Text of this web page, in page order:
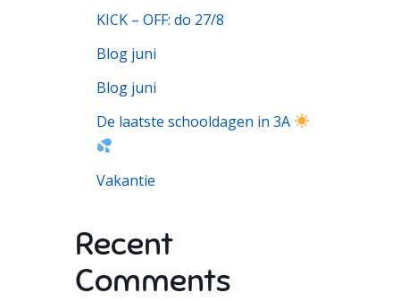
KICK – OFF: do 27/8
Blog juni
Blog juni
De laatste schooldagen in 3A
Vakantie
Recent
Comments